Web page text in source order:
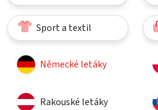
Sport a textil
Německé letáky
Rakouské letáky